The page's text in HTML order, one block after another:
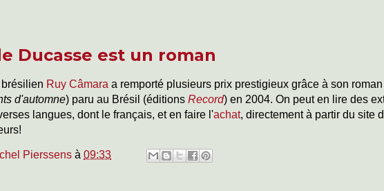
Ducasse est un roman
Ruy Câmara a remporté plusieurs prix prestigieux grâce à son roman
d'automne) paru au Brésil (éditions Record) en 2004. On peut en lire des
langues, dont le français, et en faire l'achat, directement à partir du site
Pierssens à 09:33